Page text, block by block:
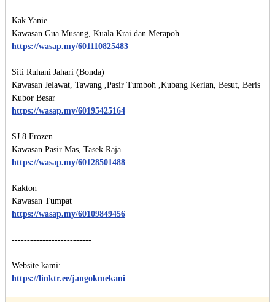
Kak Yanie
https://wasap.my/601110825483
Siti Ruhani Jahari (Bonda)
Kawasan Jelawat, Tawang ,Pasir Tumboh ,Kubang Kerian, Besut, Beris
https://wasap.my/60195425164
SJ 8 Frozen
https://wasap.my/60128501488
Kakton
https://wasap.my/60109849456
--------------------------
https://linktr.ee/jangokmekani